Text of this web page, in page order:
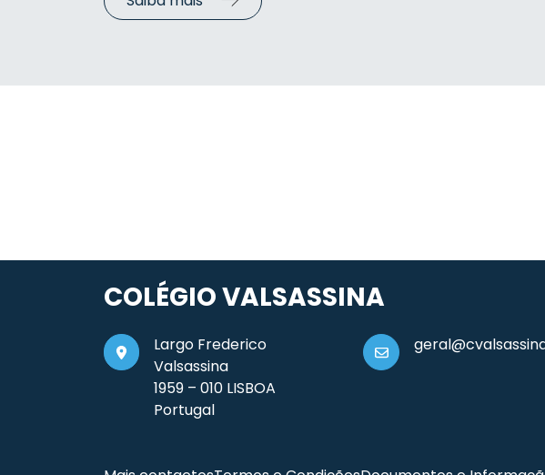
COLÉGIO VALSASSINA
Largo Frederico
Valsassina
1959 – 010 LISBOA
Portugal